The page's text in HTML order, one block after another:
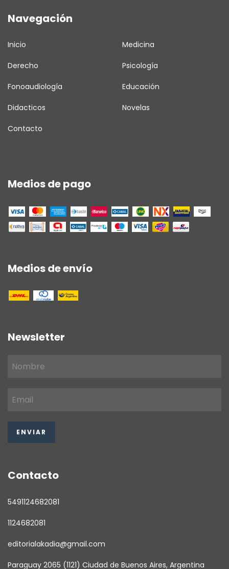
Navegación
Inicio Medicina
Derecho Psicología
Fonoaudiología Educación
Didacticos Novelas
Contacto
Medios de pago
Medios de envío
Newsletter
Contacto
5491124682081
1124682081
editorialakadia@gmail.com
Paraguay 2065 (1121) Ciudad de Buenos Aires, Argentina